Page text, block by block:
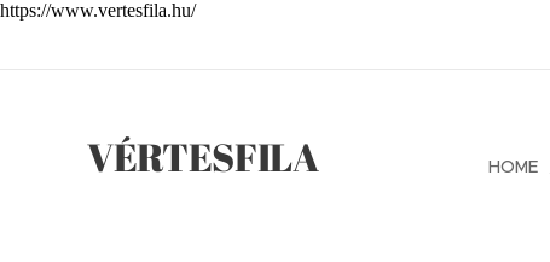
https://www.vertesfila.hu/
VÉRTESFILA HOME